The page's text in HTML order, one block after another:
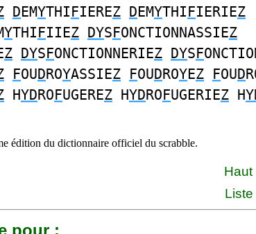
DEMYTHIFIEREZ DEMYTHIFIERIEZ
YTHIFIIEZ DYSFONCTIONNASSIEZ
Z DYSFONCTIONNERIEZ DYSF
FOUDROYASSIEZ FOUDROYEZ FOUD
HYDROFUGEREZ HYDROFUGERIEZ H
édition du dictionnaire officiel du scrabble.
Haut
pour :